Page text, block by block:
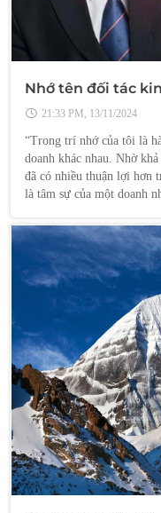
Nhớ tên đối tác
21:33 PM, 13/11/2024
“Trong trí nhớ của tôi là
doanh khác nhau. Nhờ
đã có nhiều thuận lợi hơn
là tâm sự của một doanh